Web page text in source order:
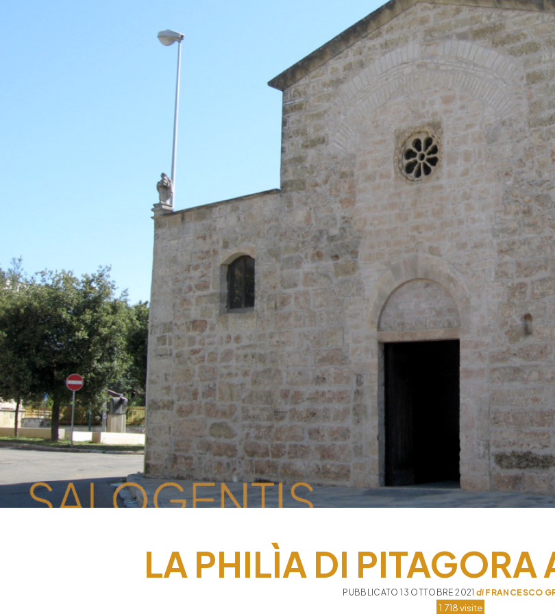
LA PHILÌA DI PITAGORA
PUBBLICATO 13 OTTOBRE 2021 diFRANCESCO
1.718 visite